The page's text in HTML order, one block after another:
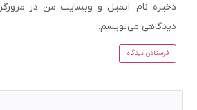
ذخیره نام، ایمیل و وبسایت من در
دیدگاهی می‌نویسم.